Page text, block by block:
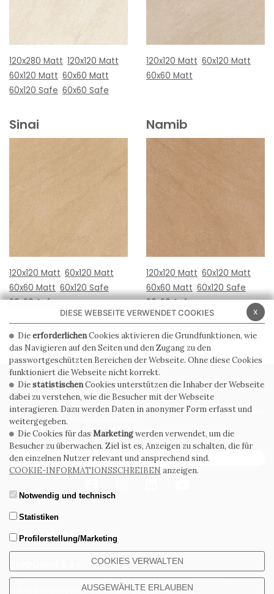
120x280 Matt 120x120 Matt
60x120 Matt 60x60 Matt
60x120 Safe 60x60 Safe
120x120 Matt 60x120 Matt
60x60 Matt
Sinai
120x120 Matt 60x120 Matt
60x60 Matt 60x120 Safe
60x60 Safe
Namib
120x120 Matt 60x120 Matt
60x60 Matt 60x120 Safe
60x60 Safe
Via Emilia Ponente, 1000 - 48014 Castel Bolognese (RA) Italy
Tel. +39.0546.652111 - Email: info@cerdomus.com
PRIVACY POLICY COOKIE POLICY
ALLGEMEINE
VERKAUFSBEDINGUNGEN
WHISTLEBLOWING
ABONNIEREN SIE DEN NEWSLETTER
x
DIESE WEBSEITE VERWENDET COOKIES
DieerforderlichenCookies aktivieren die Grundfunktionen, wie
das Navigieren auf den Seiten und den Zugang zu den
passwortgeschützten Bereichen der Webseite. Ohne diese Cookies
funktioniert die Webseite nicht korrekt.
DiestatistischenCookies unterstützen die Inhaber der Webseite
dabei zu verstehen, wie die Besucher mit der Webseite
interagieren. Dazu werden Daten in anonymer Form erfasst und
weitergegeben.
Die Cookies für das Marketingwerden verwendet, um die
Besucher zu überwachen. Ziel ist es, Anzeigen zu schalten, die für
den einzelnen Nutzer relevant und ansprechend sind.
COOKIE-INFORMATIONSSCHREIBEN anzeigen.
Notwendig und technisch
Statistiken
Profilerstellung/Marketing
COOKIES VERWALTEN
AUSGEWÄHLTE ERLAUBEN